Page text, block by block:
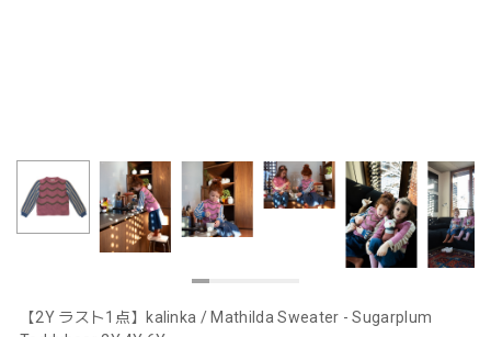
【2Y ラスト1点】kalinka / Mathilda Sweater - Sugarplum